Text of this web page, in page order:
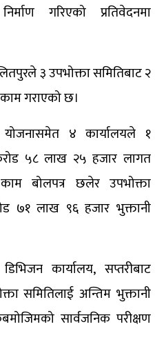
गरिएको प्रतिवेदनमा
३ उपभोक्ता समितिबाट २
गराएको छ।
४ कार्यालयले १
५८ लाख २५ हजार लागत
बोलपत्र छलेर उपभोक्ता
७१ लाख ९६ हजार भुक्तानी
कार्यालय, सप्तरीबाट
समितिलाई अन्तिम भुक्तानी
सार्वजनिक परीक्षण